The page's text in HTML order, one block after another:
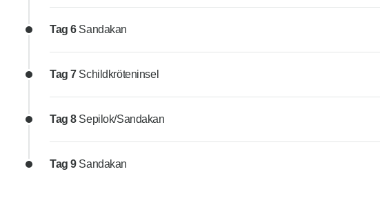
Tag 6 Sandakan
Tag 7 Schildkröteninsel
Tag 8 Sepilok/Sandakan
Tag 9 Sandakan